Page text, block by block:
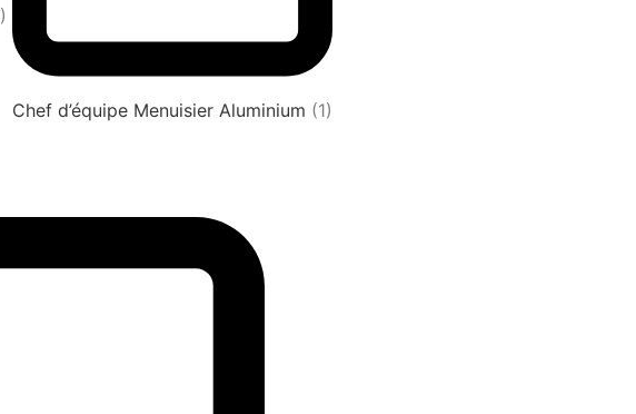
Chef d’équipe Menuisier Aluminium (1)